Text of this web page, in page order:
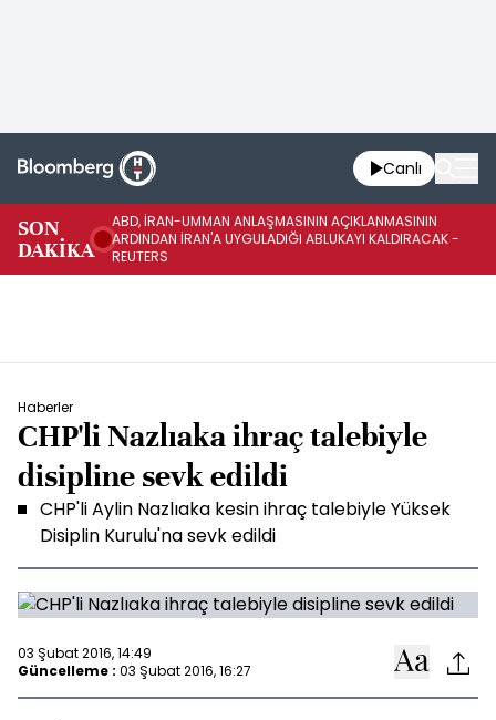
Canlı
SON
DAKİKA
ABD, İRAN-UMMAN ANLAŞMASININ AÇIKLANMASININ
ARDINDAN İRAN'A UYGULADIĞI ABLUKAYI KALDIRACAK -
REUTERS
Haberler
CHP'li Nazlıaka ihraç talebiyle
disipline sevk edildi
CHP'li Aylin Nazlıaka kesin ihraç talebiyle Yüksek
Disiplin Kurulu'na sevk edildi
03 Şubat 2016, 14:49
Güncelleme : 03 Şubat 2016, 16:27